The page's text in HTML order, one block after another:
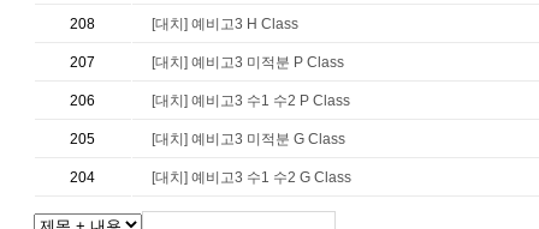
208 [대치] 예비고3 H Class
207 [대치] 예비고3 미적분 P Class
206 [대치] 예비고3 수1 수2 P Class
205 [대치] 예비고3 미적분 G Class
204 [대치] 예비고3 수1 수2 G Class